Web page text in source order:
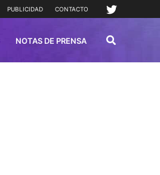
PUBLICIDAD CONTACTO
NOTAS DE PRENSA